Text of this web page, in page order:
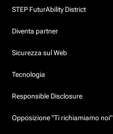
STEP FuturAbility District
Diventa partner
Sicurezza sul Web
Tecnologia
Responsible Disclosure
Opposizione "Ti richiamiamo noi"